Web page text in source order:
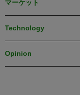
マーケット
Technology
Opinion